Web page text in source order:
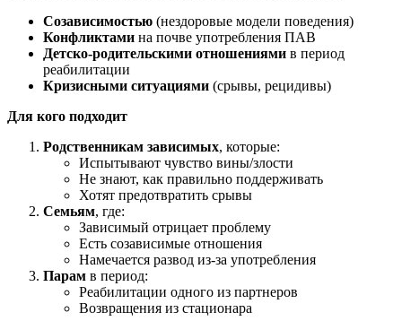
Созависимостью (нездоровые модели поведения)
Конфликтами на почве употребления ПАВ
Детско-родительскими отношениями в период
реабилитации
Кризисными ситуациями (срывы, рецидивы)
Для кого подходит
Родственникам зависимых, которые:
Испытывают чувство вины/злости
Не знают, как правильно поддерживать
Хотят предотвратить срывы
Семьям, где:
Зависимый отрицает проблему
Есть созависимые отношения
Намечается развод из-за употребления
Парам в период:
Реабилитации одного из партнеров
Возвращения из стационара